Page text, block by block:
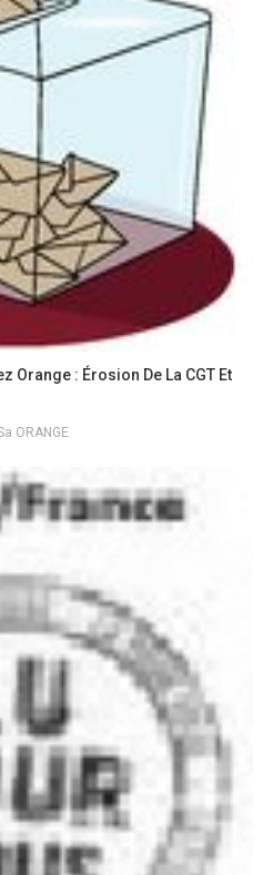
Orange : Érosion De La CGT Et
ORANGE